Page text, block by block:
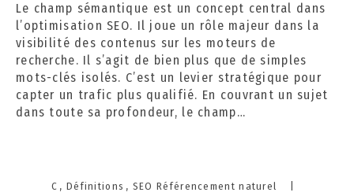
r
e
2
0
2
4
Le champ sémantique est un concept central dans
l’optimisation SEO. Il joue un rôle majeur dans la
visibilité des contenus sur les moteurs de
recherche. Il s’agit de bien plus que de simples
mots-clés isolés. C’est un levier stratégique pour
capter un trafic plus qualifié. En couvrant un sujet
dans toute sa profondeur, le champ…
Categories
C Définitions SEO Référencement naturel